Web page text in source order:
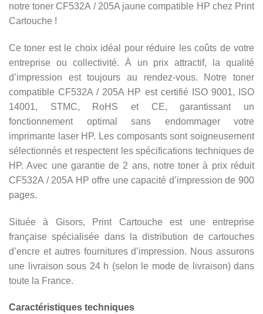
notre toner CF532A / 205A jaune compatible HP chez Print
Cartouche !
Ce toner est le choix idéal pour réduire les coûts de votre
entreprise ou collectivité. À un prix attractif, la qualité
d’impression est toujours au rendez-vous. Notre toner
compatible CF532A / 205A HP est certifié ISO 9001, ISO
14001, STMC, RoHS et CE, garantissant un
fonctionnement optimal sans endommager votre
imprimante laser HP. Les composants sont soigneusement
sélectionnés et respectent les spécifications techniques de
HP. Avec une garantie de 2 ans, notre toner à prix réduit
CF532A / 205A HP offre une capacité d’impression de 900
pages.
Située à Gisors, Print Cartouche est une entreprise
française spécialisée dans la distribution de cartouches
d’encre et autres fournitures d’impression. Nous assurons
une livraison sous 24 h (selon le mode de livraison) dans
toute la France.
Caractéristiques techniques